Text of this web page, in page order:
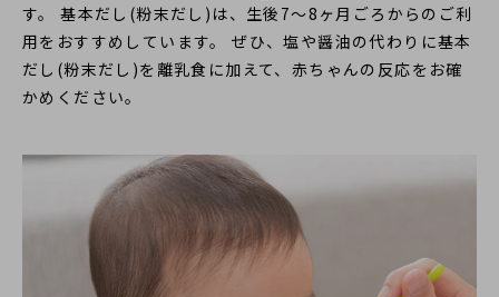
す。 基本だし(粉末だし)は、生後7～8ヶ月ごろからのご利
用をおすすめしています。 ぜひ、塩や醤油の代わりに基本
だし(粉末だし)を離乳食に加えて、赤ちゃんの反応をお確
かめください。